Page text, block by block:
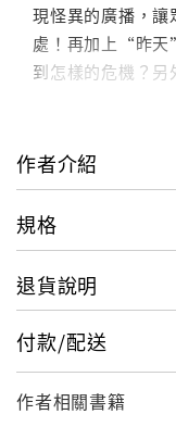
現怪異的廣播，讓
處！再加上“昨天
到怎樣的危機？另
作者介紹
規格
退貨說明
付款/配送
作者相關書籍